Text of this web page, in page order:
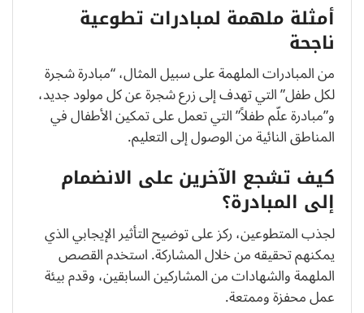
أمثلة ملهمة لمبادرات تطوعية
ناجحة
من المبادرات الملهمة على سبيل المثال، “مبادرة شجرة
لكل طفل” التي تهدف إلى زرع شجرة عن كل مولود جديد،
و”مبادرة علّم طفلاً” التي تعمل على تمكين الأطفال في
المناطق النائية من الوصول إلى التعليم.
كيف تشجع الآخرين على الانضمام
إلى المبادرة؟
لجذب المتطوعين، ركز على توضيح التأثير الإيجابي الذي
يمكنهم تحقيقه من خلال المشاركة. استخدم القصص
الملهمة والشهادات من المشاركين السابقين، وقدم بيئة
عمل محفزة وممتعة.